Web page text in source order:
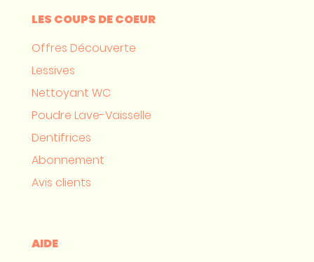
LES COUPS DE COEUR
Offres Découverte
Lessives
Nettoyant WC
Poudre Lave-Vaisselle
Dentifrices
Abonnement
Avis clients
AIDE